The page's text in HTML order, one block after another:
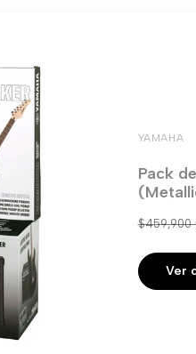
YAMAHA
Pack
Precio
$459,900
Ver